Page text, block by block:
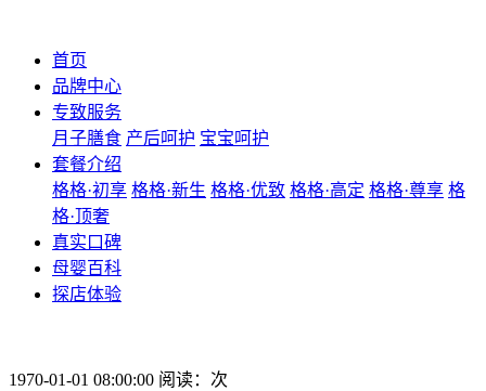
首页
品牌中心
专致服务
月子膳食 产后呵护 宝宝呵护
套餐介绍
格格·初享 格格·新生 格格·优致 格格·高定 格格·尊享 格
格·顶奢
真实口碑
母婴百科
探店体验
1970-01-01 08:00:00 阅读：次